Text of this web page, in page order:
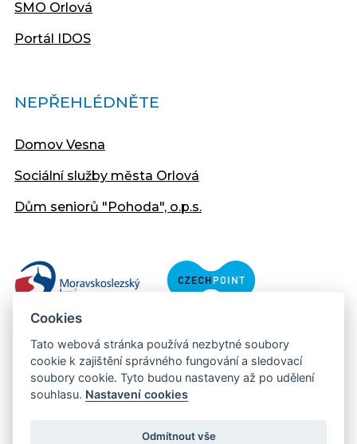
SMO Orlová
Portál IDOS
NEPŘEHLÉDNĚTE
Domov Vesna
Sociální služby města Orlová
Dům seniorů "Pohoda", o.p.s.
Copyright © 2013 - 2026 Městský úřad Orlová
Cookies
Tato webová stránka používá nezbytné soubory
cookie k zajištění správného fungování a sledovací
soubory cookie. Tyto budou nastaveny až po udělení
souhlasu. Nastavení cookies
Odmítnout vše